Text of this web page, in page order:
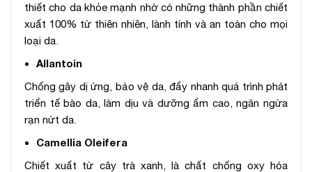
thiết cho da khỏe mạnh nhờ có những thành phần chiết
xuất 100% từ thiên nhiên, lành tính và an toàn cho mọi
loại da.
Allantoin
Chống gây dị ứng, bảo vệ da, đẩy nhanh quá trình phát
triển tế bào da, làm dịu và dưỡng ẩm cao, ngăn ngừa
rạn nứt da.
Camellia Oleifera
Chiết xuất từ cây trà xanh, là chất chống oxy hóa